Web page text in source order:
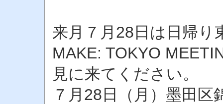
来月７月28日は日帰り
MAKE: TOKYO
見に来てください。
７月28日（月）墨田